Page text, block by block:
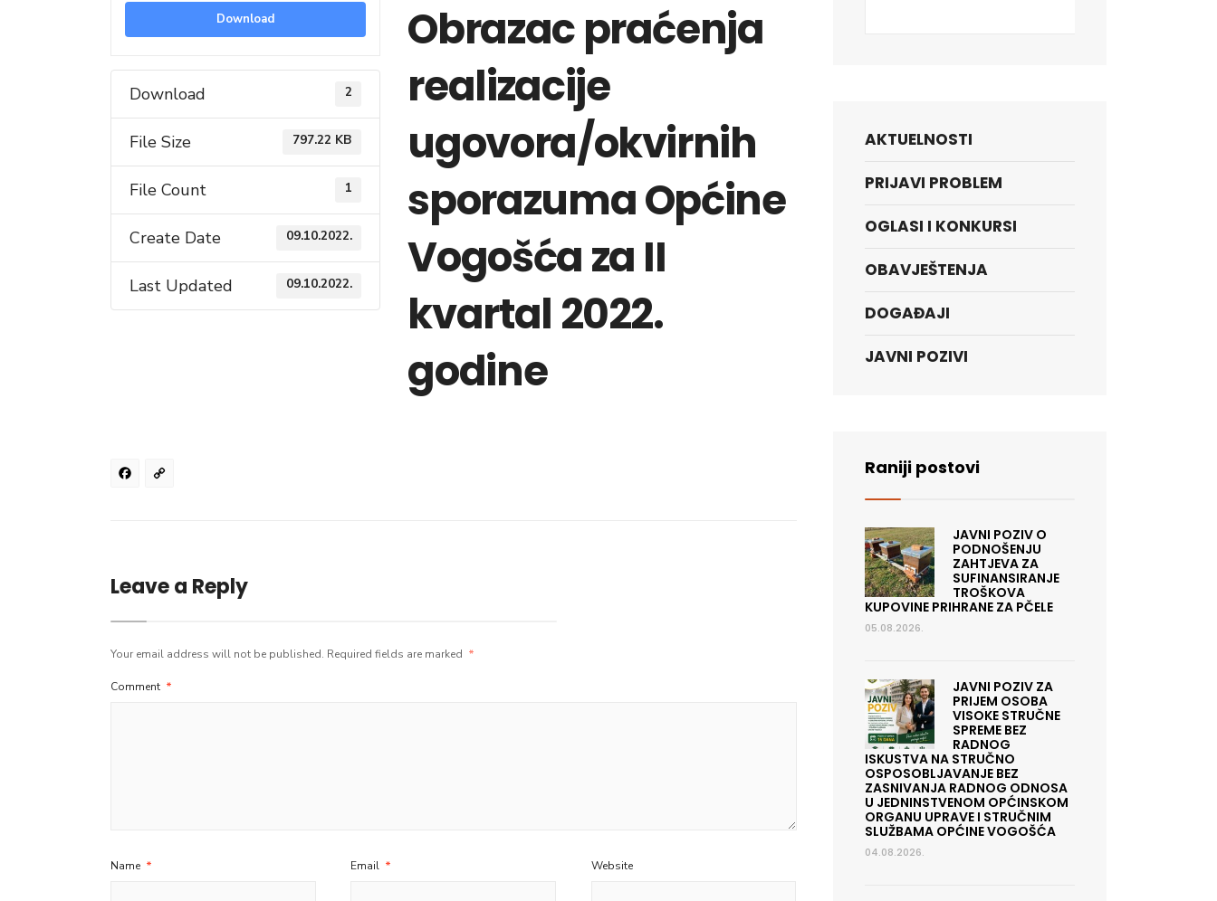
Download
Download 2
File Size 797.22 KB
File Count 1
Create Date 09.10.2022.
Last Updated 09.10.2022.
Obrazac praćenja
realizacije
ugovora/okvirnih
sporazuma Općine
Vogošća za II
kvartal 2022.
godine
Facebook
Leave a Reply
Your email address will not be published. Required fields are marked *
Comment *
Name * Email * Website
AKTUELNOSTI
PRIJAVI PROBLEM
OGLASI I KONKURSI
OBAVJEŠTENJA
DOGAĐAJI
JAVNI POZIVI
Raniji postovi
JAVNI POZIV O
PODNOŠENJU
ZAHTJEVA ZA
SUFINANSIRANJE
TROŠKOVA
KUPOVINE PRIHRANE ZA PČELE
05.08.2026.
JAVNI POZIV ZA
PRIJEM OSOBA
VISOKE STRUČNE
SPREME BEZ
RADNOG
ISKUSTVA NA STRUČNO
OSPOSOBLJAVANJE BEZ
ZASNIVANJA RADNOG ODNOSA
U JEDNINSTVENOM OPĆINSKOM
ORGANU UPRAVE I STRUČNIM
SLUŽBAMA OPĆINE VOGOŠĆA
04.08.2026.